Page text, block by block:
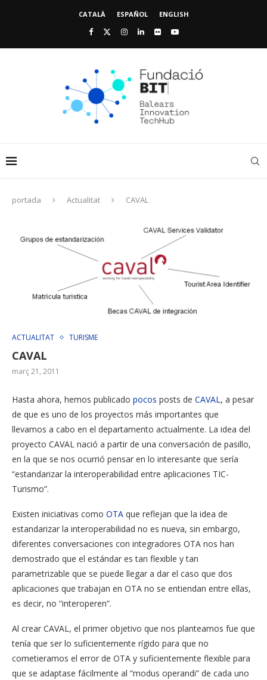
CATALÀ ESPAÑOL ENGLISH
portada Actualitat CAVAL
ACTUALITAT TURISME
CAVAL
març 21, 2011
Hasta ahora, hemos publicado pocos posts de CAVAL, a pesar
de que es uno de los proyectos más importantes que
llevamos a cabo en el departamento actualmente. La idea del
proyecto CAVAL nació a partir de una conversación de pasillo,
en la que se nos ocurrió pensar en lo interesante que sería
“estandarizar la interoperabilidad entre aplicaciones TIC-
Turismo”.
Existen iniciativas como OTA que reflejan que la idea de
estandarizar la interoperabilidad no es nueva, sin embargo,
diferentes conversaciones con integradores OTA nos han
demostrado que el estándar es tan flexible y tan
parametrizable que se puede llegar a dar el caso que dos
aplicaciones que trabajan en OTA no se entiendan entre ellas,
es decir, no “interoperen”.
Al crear CAVAL, el primer objetivo que nos planteamos fue que
tenía que ser lo suficientemente rígido para que no
cometieramos el error de OTA y suficientemente flexible para
que se adaptase fácilmente al “modus operandi” de cada uno